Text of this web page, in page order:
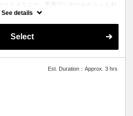
ットメニュー。毛先ワンカールからふんわ
しっかりカール♪シャンプー・ブロー込
See details
Select
Est. Duration：Approx. 3 hrs